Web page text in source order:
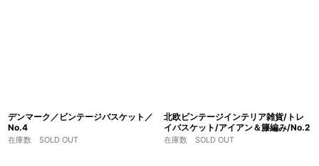
デンマーク／ビンテージバスケット／
No.4
在庫数 SOLD OUT
北欧ビンテージインテリア雑貨/トレ
イバスケット/アイアン＆籐編み/No.2
在庫数 SOLD OUT